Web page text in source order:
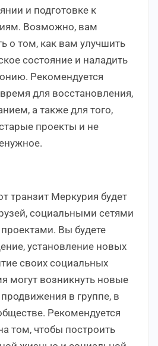
и подготовке к
Возможно, вам
о том, как вам улучшить
состояние и наладить
Рекомендуется
для восстановления,
а также для того,
проекты и не
транзит Меркурия будет
социальными сетями
Вы будете
установление новых
своих социальных
могут возникнуть новые
в группе, в
Рекомендуется
том, чтобы построить